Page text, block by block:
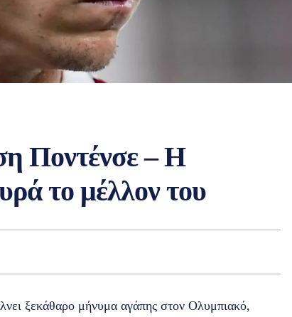
Ποντένσε – Η
το μέλλον του
ξεκάθαρο μήνυμα αγάπης στον Ολυμπιακό,